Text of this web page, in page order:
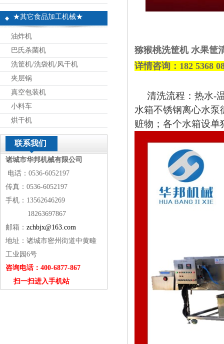
★其它食品加工机械★
油炸机
巴氏杀菌机
洗筐机/洗袋机/风干机
夹层锅
真空包装机
小料车
烘干机
联系我们
诸城市华邦机械有限公司
电话：0536-6052197
传真：0536-6052197
手机：13562646269
18263697867
邮箱： zchbjx@163.com
地址：诸城市密州街道中黄疃
工业园6号
咨询电话：400-6877-867
扫一扫进入手机站
猕猴桃洗筐机 水果筐
详情咨询 ：182 5368
清洗流程：热水-
水箱不锈钢离心水
赃物；各个水箱设